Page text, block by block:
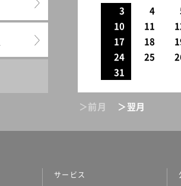
3 4
10
11
17
18
24
25
31
＞前月 ＞翌月
サービス